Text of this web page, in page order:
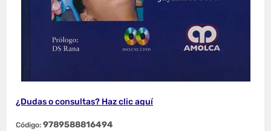
¿Dudas o consultas? Haz clic aquí
Código: 9789588816494